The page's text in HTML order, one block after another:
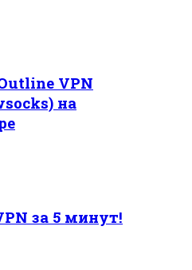
VPN
на
за 5 минут!